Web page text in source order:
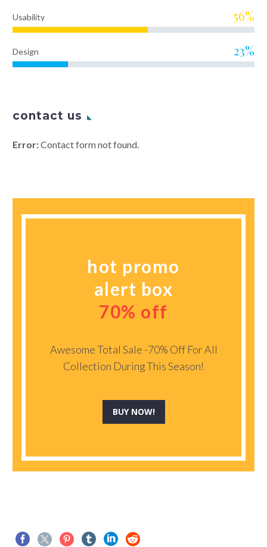
Usability 56%
Design 23%
contact us
Error:Contact form not found.
hot promo
alert box
70% off
Awesome Total Sale -70% Off For All
Collection During This Season!
BUY NOW!